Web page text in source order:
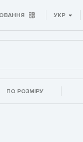
УКР
ПО РОЗМІРУ